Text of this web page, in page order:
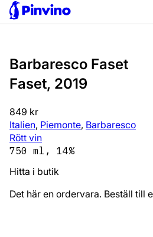
Barbaresco Faset
Faset, 2019
849 kr
Italien, Piemonte, Barbaresco
Rött vin
750 ml, 14%
Hitta i butik
Det här en ordervara. Beställ till